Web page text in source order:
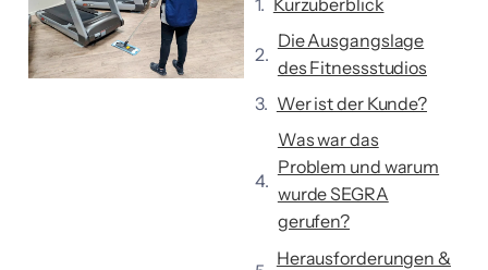
Kurzüberblick
Die Ausgangslage
des Fitnessstudios
Wer ist der Kunde?
Was war das
Problem und warum
wurde SEGRA
gerufen?
Herausforderungen &